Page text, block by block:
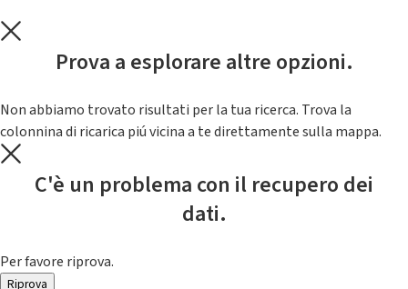
Prova a esplorare altre opzioni.
Non abbiamo trovato risultati per la tua ricerca. Trova la
colonnina di ricarica piú vicina a te direttamente sulla mappa.
C'è un problema con il recupero dei
dati.
Per favore riprova.
Riprova